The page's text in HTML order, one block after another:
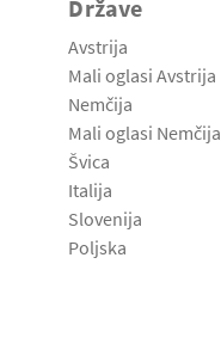
Države
Avstrija
Mali oglasi Avstrija
Nemčija
Mali oglasi Nemčija
Švica
Italija
Slovenija
Poljska